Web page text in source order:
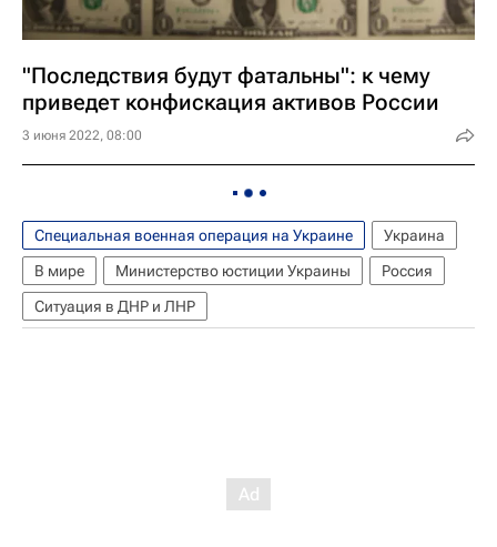
"Последствия будут фатальны": к чему
приведет конфискация активов России
3 июня 2022, 08:00
Специальная военная операция на Украине
Украина
В мире
Министерство юстиции Украины
Россия
Ситуация в ДНР и ЛНР